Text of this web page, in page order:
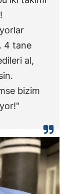
4 tane
al,
bizim